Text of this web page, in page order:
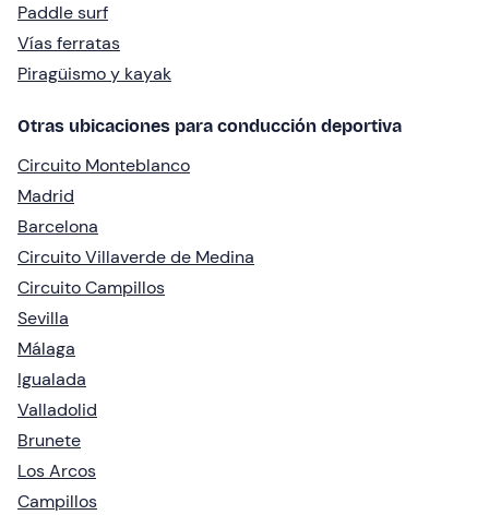
Paddle surf
Vías ferratas
Piragüismo y kayak
Otras ubicaciones para conducción deportiva
Circuito Monteblanco
Madrid
Barcelona
Circuito Villaverde de Medina
Circuito Campillos
Sevilla
Málaga
Igualada
Valladolid
Brunete
Los Arcos
Campillos